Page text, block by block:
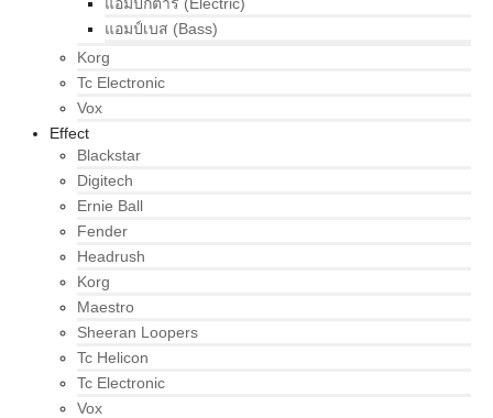
แอมป์เบส (Bass)
Korg
Tc Electronic
Vox
Effect
Blackstar
Digitech
Ernie Ball
Fender
Headrush
Korg
Maestro
Sheeran Loopers
Tc Helicon
Tc Electronic
Vox